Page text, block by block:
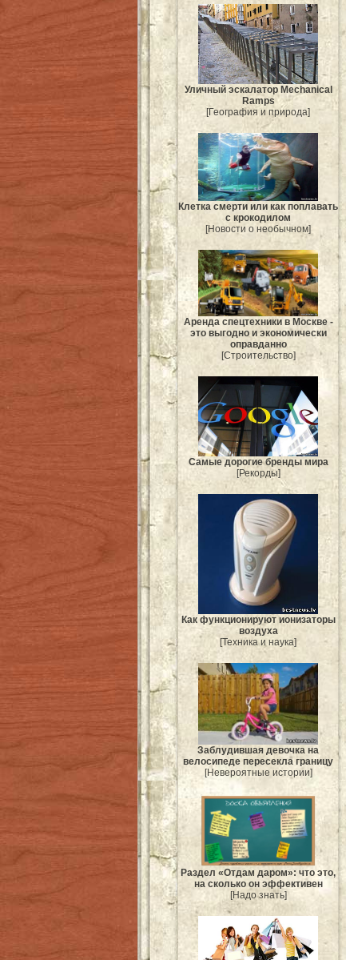
Уличный эскалатор Mechanical
Ramps
[География и природа]
Клетка смерти или как поплавать
с крокодилом
[Новости о необычном]
Аренда спецтехники в Москве -
это выгодно и экономически
оправданно
[Строительство]
Самые дорогие бренды мира
[Рекорды]
Как функционируют ионизаторы
воздуха
[Техника и наука]
Заблудившая девочка на
велосипеде пересекла границу
[Невероятные истории]
Раздел «Отдам даром»: что это,
на сколько он эффективен
[Надо знать]